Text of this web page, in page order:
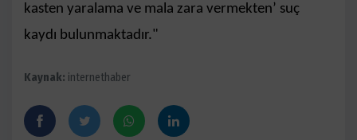
kasten yaralama ve mala zara vermekten’ suç
kaydı bulunmaktadır."
Kaynak: internethaber